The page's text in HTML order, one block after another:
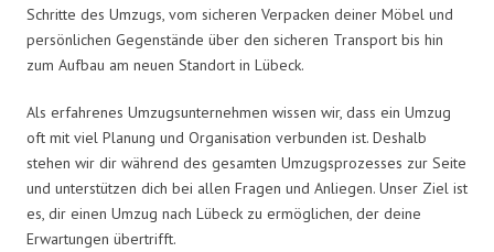
Schritte des Umzugs, vom sicheren Verpacken deiner Möbel und
persönlichen Gegenstände über den sicheren Transport bis hin
zum Aufbau am neuen Standort in Lübeck.
Als erfahrenes Umzugsunternehmen wissen wir, dass ein Umzug
oft mit viel Planung und Organisation verbunden ist. Deshalb
stehen wir dir während des gesamten Umzugsprozesses zur Seite
und unterstützen dich bei allen Fragen und Anliegen. Unser Ziel ist
es, dir einen Umzug nach Lübeck zu ermöglichen, der deine
Erwartungen übertrifft.